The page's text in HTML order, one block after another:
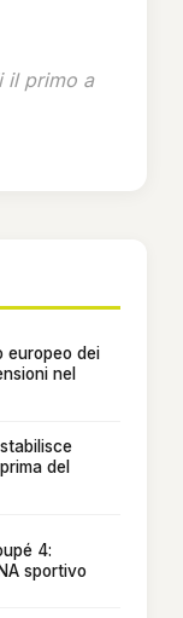
il primo a
europeo dei
nel
del
4:
sportivo